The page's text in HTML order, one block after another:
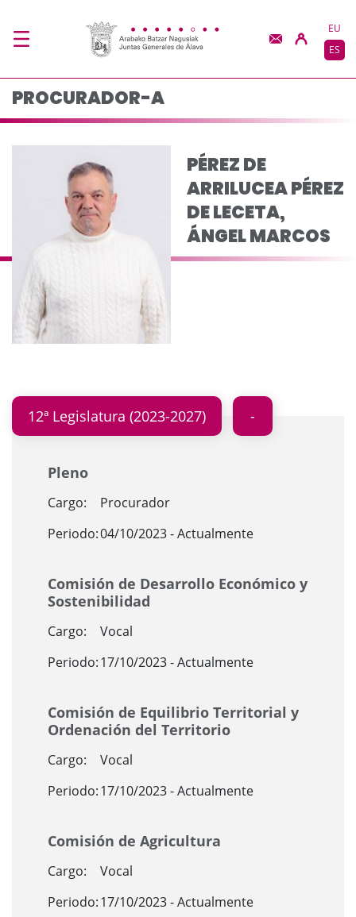
PÉREZ DE
EU
ES
PROCURADOR-A
PÉREZ DE
ARRILUCEA PÉREZ
DE LECETA,
ÁNGEL MARCOS
12ª Legislatura (2023-2027)
Pleno
Cargo:
Procurador
Periodo:04/10/2023 - Actualmente
Comisión de Desarrollo Económico y
Sostenibilidad
Cargo:
Vocal
Periodo:17/10/2023 - Actualmente
Comisión de Equilibrio Territorial y
Ordenación del Territorio
Cargo:
Vocal
Periodo:17/10/2023 - Actualmente
Comisión de Agricultura
Cargo:
Vocal
Periodo:17/10/2023 - Actualmente